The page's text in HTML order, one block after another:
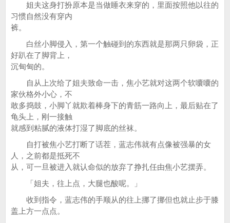
姐夫这身打扮原本是当做睡衣来穿的，里面按照他以往的
习惯自然没有穿内
裤。
白丝小脚侵入，第一个触碰到的东西就是那两只卵袋，正
好趴在了脚背上，
沉甸甸的。
自从上次给了姐夫致命一击，焦小艺就对这两个软囔囔的
家伙格外小心，不
敢多捣鼓，小脚丫就欺着棒身下的青筋一路向上，最后贴在了
龟头上，刚一接触
就感到粘腻的液体打湿了脚底的丝袜。
自打被焦小艺打断了话茬，蓝志伟就有点像被强暴的女
人，之前都是抵死不
从，可一旦被进入就认命似的放弃了挣扎任由焦小艺摆弄。
「姐夫，往上点，大腿也酸呢。」
收到指令，蓝志伟的手顺从的往上挪了挪但也就止步于膝
盖上方一点点。